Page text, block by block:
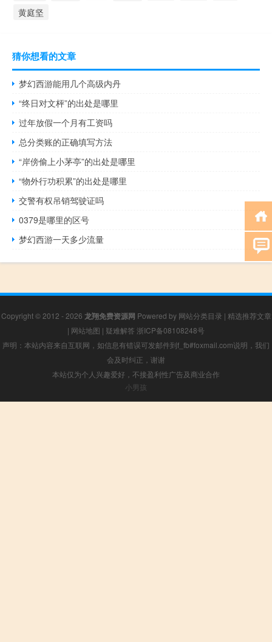
黄庭坚
猜你想看的文章
梦幻西游能用几个高级内丹
“终日对文枰”的出处是哪里
过年放假一个月有工资吗
总分类账的正确填写方法
“岸傍偷上小茅亭”的出处是哪里
“物外行功积累”的出处是哪里
交警有权吊销驾驶证吗
0379是哪里的区号
梦幻西游一天多少流量
Copyright © 2012 - 2026 龙翔免费资源网 Powered by 网站分类目录 | 精选推荐文章
| 网站地图 | 疑难解答 浙ICP备08108248号
声明：本站内容来自互联网，如信息有错误可发邮件到f_fb#foxmail.com说明，我们
会及时纠正，谢谢
本站仅为个人兴趣爱好，不接盈利性广告及商业合作
小男孩